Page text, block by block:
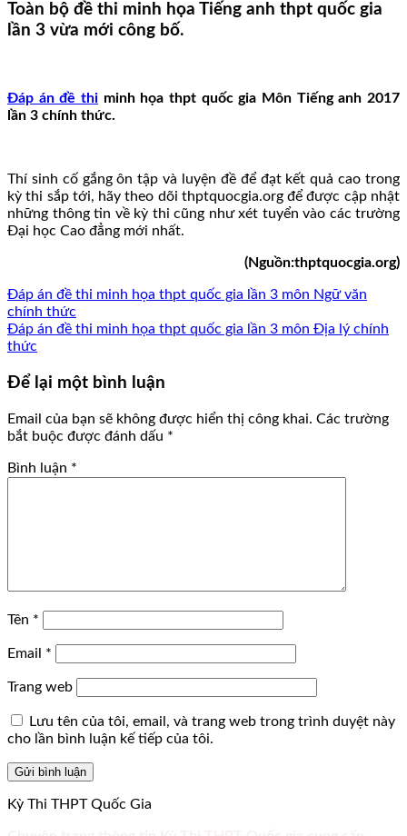
Toàn bộ đề thi minh họa Tiếng anh thpt quốc gia
lần 3 vừa mới công bố.
Đáp án đề thi minh họa thpt quốc gia Môn Tiếng anh 2017
lần 3 chính thức.
Thí sinh cố gắng ôn tập và luyện đề để đạt kết quả cao trong
kỳ thi sắp tới, hãy theo dõi thptquocgia.org để được cập nhật
những thông tin về kỳ thi cũng như xét tuyển vào các trường
Đại học Cao đẳng mới nhất.
(Nguồn:thptquocgia.org)
Đáp án đề thi minh họa thpt quốc gia lần 3 môn Ngữ văn
chính thức
Đáp án đề thi minh họa thpt quốc gia lần 3 môn Địa lý chính
thức
Để lại một bình luận
Email của bạn sẽ không được hiển thị công khai. Các trường
bắt buộc được đánh dấu *
Bình luận *
Tên *
Email *
Trang web
Lưu tên của tôi, email, và trang web trong trình duyệt này
cho lần bình luận kế tiếp của tôi.
Kỳ Thi THPT Quốc Gia